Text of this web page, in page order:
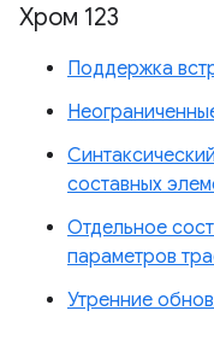
Хром 123
Поддержка
составных
Отдельное
параметров
Утренние